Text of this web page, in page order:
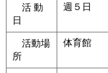
活 動
日
週５日
活動場
所
体育館